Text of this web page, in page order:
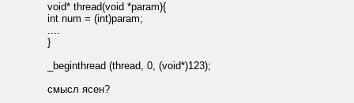
void* thread(void *param){
int num = (int)param;
....
}
_beginthread (thread, 0, (void*)123);
смысл ясен?